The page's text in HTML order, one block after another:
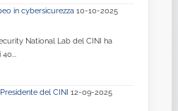
in cybersicurezza 10-10-2025
National Lab del CINI ha
del CINI 12-09-2025